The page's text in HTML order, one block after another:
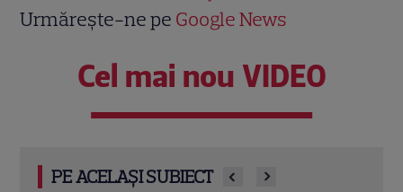
Urmărește-ne pe Google News
Cel mai nou VIDEO
PE ACELAȘI SUBIECT